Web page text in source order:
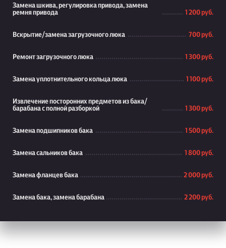
Замена шкива, регулировка привода, замена
ремня привода
1 200 руб.
Вскрытие/замена загрузочного люка 700 руб.
Ремонт загрузочного люка 1 300 руб.
Замена уплотнительного кольца люка 1 100 руб.
Извлечение посторонних предметов из бака/
барабана с полной разборкой
1 300 руб.
Замена подшипников бака 1 500 руб.
Замена сальников бака 1 800 руб.
Замена фланцев бака 2 000 руб.
Замена бака, замена барабана 2 200 руб.